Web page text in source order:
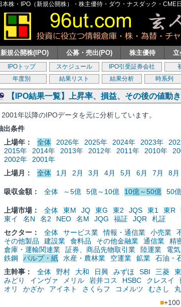
本株・IPO（新規公開株）・株主優待・ダウ・ナスダック・
新規公開株(IPO) 公募・売出(PO) 株主優待 立
IPOトップ スケジュール IPO引受証券会社
年度別
結果リスト 結果分析 時系列
【IPO結果一覧】上昇率、損益、その後の値動
2001年以降のIPOデータを元に分析しています。
出条件
上場年：
全体 2026年 2025年 2024年 2023年
2015年
2014年 2013年 2012年 2011年 2010年
2002年
2001年
上場月：
全体 1月 2月 3月 4月 5月 6月 7月 8月
吸収金額： 全体 ～5億 5億～10億 10億～50億 50
上場市場： 全体 東M JQ 東G 東2 JQS 東1 東R
東イ
名N 名2 NEO 名M JQG 福証 JQR
札証
セクター：
全体 サービス業 情報・通信業 小売業
その他製品
建設業 食料品 その他金融業 通信業 精
倉庫・運輸関連業
証券、商品先物取引業 陸運業 電
鉄鋼
パルプ・紙 水産・農林業 空運業 鉱業
石油・
主幹事：
全体 野村 大和 日興 みずほ SBI 三菱
みどり
インヴァ メリル 岩井コス HSBC クレスイ
オリ
かざか アイネト さくらフ コメルツ むさし
■+100